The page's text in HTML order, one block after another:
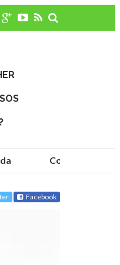
Conheça as
Facebook